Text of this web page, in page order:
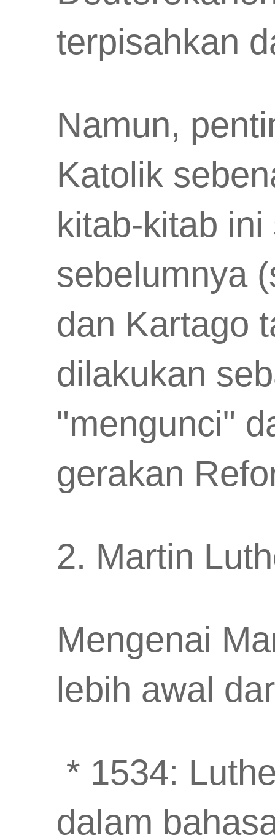
terpisahkan
Namun,
Katolik
kitab-kitab
sebelumnya
dan Kartago
dilakukan
"mengunci"
gerakan
2. Martin
Mengenai
lebih awal
* 1534:
dalam